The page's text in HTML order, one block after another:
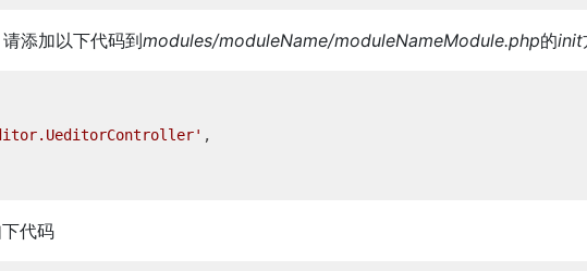
添加以下代码到modules/moduleName/moduleNameModule.php的init
,
代码